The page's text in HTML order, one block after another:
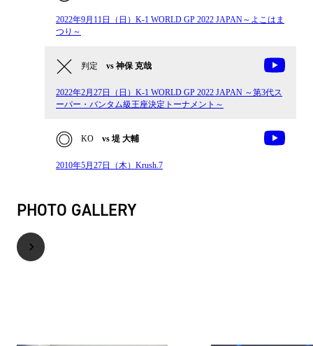
2022年9月11日（日）K-1 WORLD GP 2022 JAPAN～よこはま
つり～
判定 vs 神保 克哉
2022年2月27日（日）K-1 WORLD GP 2022 JAPAN ～第3代ス
ーパー・バンタム級王座決定トーナメント～
KO vs 堤 大輔
2010年5月27日（木）Krush.7
PHOTO GALLERY